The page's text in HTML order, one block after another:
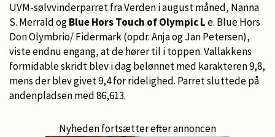
UVM-sølvvinderparret fra Verden i august måned, Nanna
S. Merrald ogBlue Hors Touch of Olympic Le. Blue Hors
Don Olymbrio/ Fidermark (opdr. Anja og Jan Petersen),
viste endnu engang, at de hører til i toppen. Vallakkens
formidable skridt blev i dag belønnet med karakteren 9,8,
mens der blev givet 9,4 for ridelighed. Parret sluttede på
andenpladsen med 86,613.
Nyheden fortsætter efter annoncen